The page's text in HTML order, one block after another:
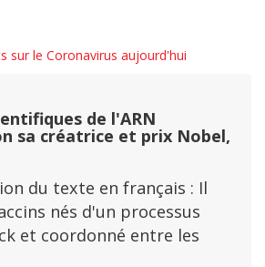
sur le Coronavirus aujourd'hui
de l'ARN
sa créatrice et prix Nobel,
du texte en français : Il
nés d'un processus
et coordonné entre les